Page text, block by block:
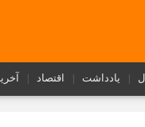
یادداشت اقتصاد